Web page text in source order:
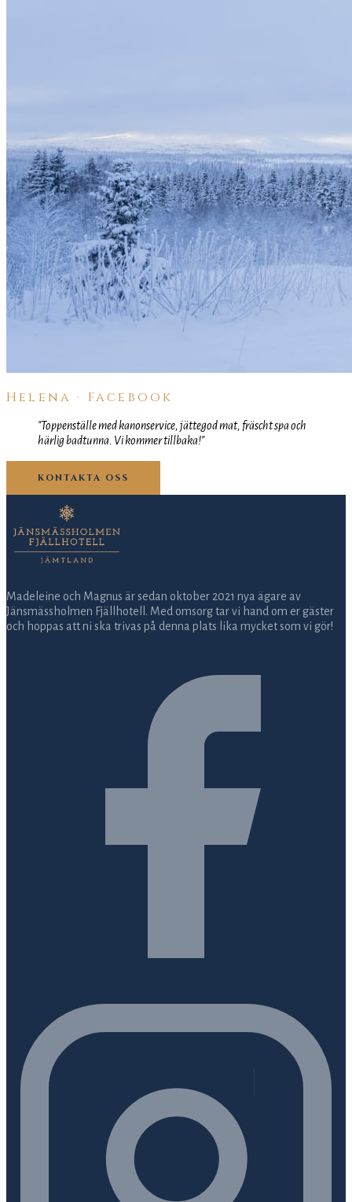
Helena · Facebook
"Toppenställe med kanonservice, jättegod mat, fräscht spa och
härlig badtunna. Vi kommer tillbaka!"
KONTAKTA OSS
Madeleine och Magnus är sedan oktober 2021 nya ägare av
Jänsmässholmen Fjällhotell. Med omsorg tar vi hand om er gäster
och hoppas att ni ska trivas på denna plats lika mycket som vi gör!